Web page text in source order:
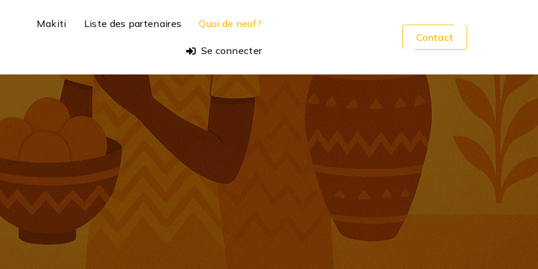
Makiti Liste des partenaires Quoi de neuf?
Se connecter
Contact